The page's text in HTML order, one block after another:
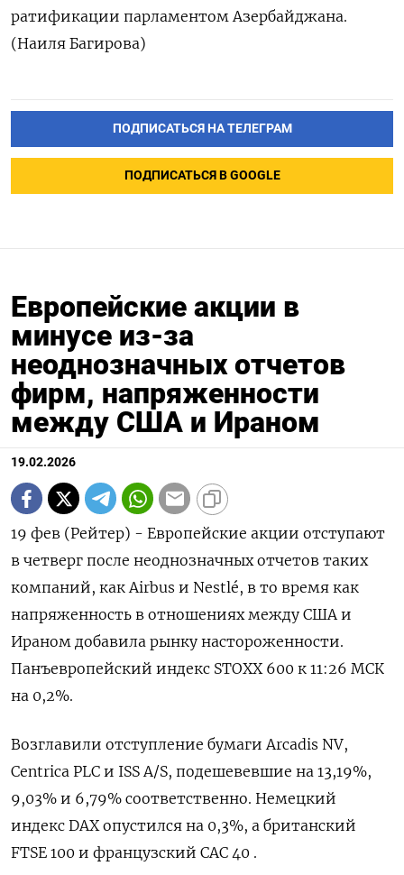
ратификации парламентом Азербайджана.
(‌Наиля Багирова)
ПОДПИСАТЬСЯ НА ТЕЛЕГРАМ
ПОДПИСАТЬСЯ В GOOGLE
Европейские акции в
минусе из-за
неоднозначных отчетов
фирм, напряженности
между США и Ираном
19.02.2026
19 фев (Рейтер) - Европейские акции отступают
в четверг после ‌неоднозначных отчетов таких
компаний, как Airbus и Nestlé, ​в ​то время ​как
напряженность ⁠в ‌отношениях между США и
‌Ираном добавила рынку настороженности.
Панъевропейский индекс ​STOXX 600 ‌к 11:26 ​МСК
на 0,‌2%.
Возглавили отступление бумаги Arcadis NV,
Centrica PLC и ​ISS ​A/‌S, подешевевшие на 13,​19%,
9,03% и 6,79% соответственно. Немецкий
индекс DAX опустился на 0,3%, а британский
FTSE ​100 и ⁠французский CAC 40 .